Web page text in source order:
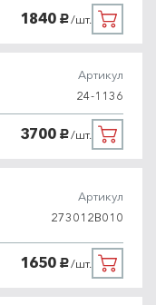
1840 руб./шт.
Артикул
24-1136
3700 руб./шт.
Артикул
273012B010
1650 руб./шт.